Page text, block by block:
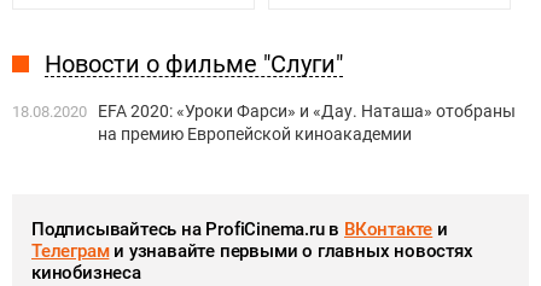
Новости о фильме "Слуги"
18.08.2020
EFA 2020: «Уроки Фарси» и «Дау. Наташа» отобраны
на премию Европейской киноакадемии
Подписывайтесь на ProfiCinema.ru в ВКонтакте и
Телеграми узнавайте первыми о главных новостях
кинобизнеса